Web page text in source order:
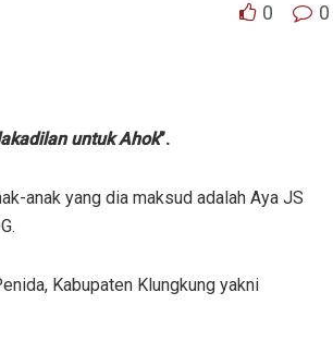
0 0
untuk Ahok”.
anak yang dia maksud adalah Aya JS
Kabupaten Klungkung yakni